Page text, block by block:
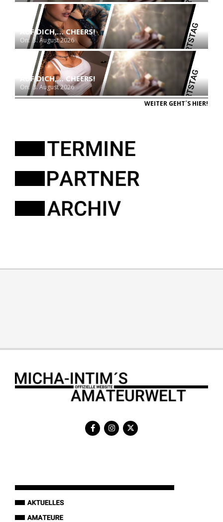
AUF DICH,… CHEERS!
On: 3. August 2026
AUF DICH,… CHEERS!
On: 3. August 2026
WEITER GEHT´S HIER!